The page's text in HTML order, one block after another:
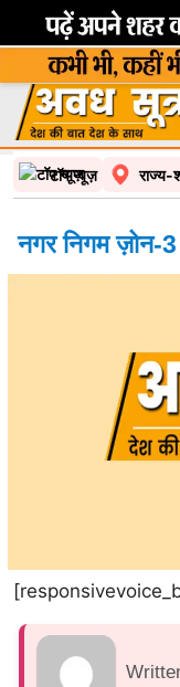
टॉप न्यूज़ राज्य-
नगर निगम ज़ोन-3